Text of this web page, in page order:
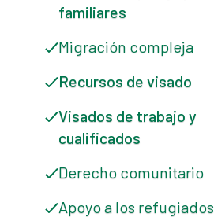
familiares
Migración compleja
Recursos de visado
Visados de trabajo y
cualificados
Derecho comunitario
Apoyo a los refugiados